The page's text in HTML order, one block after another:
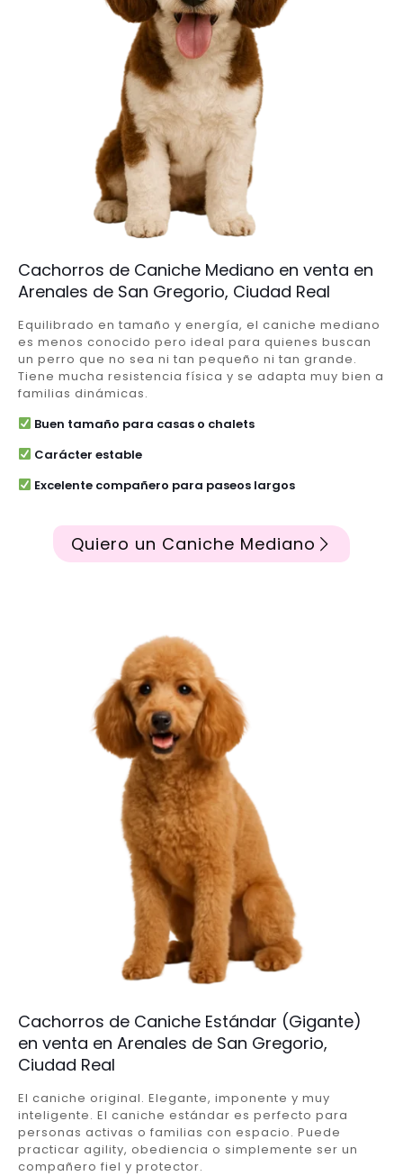
Cachorros de Caniche Mediano en venta en
Arenales de San Gregorio, Ciudad Real
Equilibrado en tamaño y energía, el caniche mediano
es menos conocido pero ideal para quienes buscan
un perro que no sea ni tan pequeño ni tan grande.
Tiene mucha resistencia física y se adapta muy bien a
familias dinámicas.
Buen tamaño para casas o chalets
Carácter estable
Excelente compañero para paseos largos
Quiero un Caniche Mediano
Cachorros de Caniche Estándar (Gigante)
en venta en Arenales de San Gregorio,
Ciudad Real
El caniche original. Elegante, imponente y muy
inteligente. El caniche estándar es perfecto para
personas activas o familias con espacio. Puede
practicar agility, obediencia o simplemente ser un
compañero fiel y protector.